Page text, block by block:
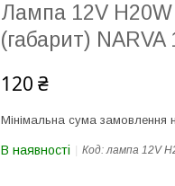
Лампа 12V H20W
(габарит) NARVA
120 ₴
Мінімальна сума замовлення
В наявності Код:лампа 12V